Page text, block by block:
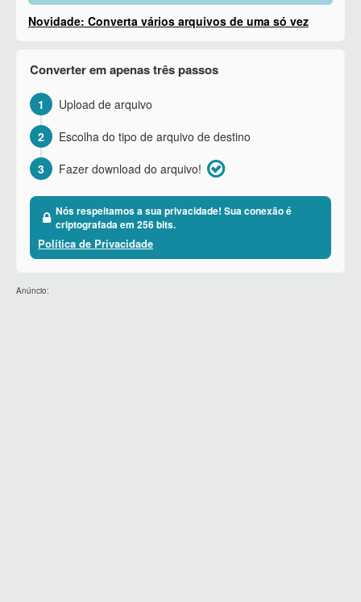
Novidade: Converta vários arquivos de uma só vez
Converter em apenas três passos
1
Upload de arquivo
2
Escolha do tipo de arquivo de destino
3
Fazer download do arquivo!
Nós respeitamos a sua privacidade! Sua conexão é
criptografada em 256 bits.
Política de Privacidade
Anúncio: